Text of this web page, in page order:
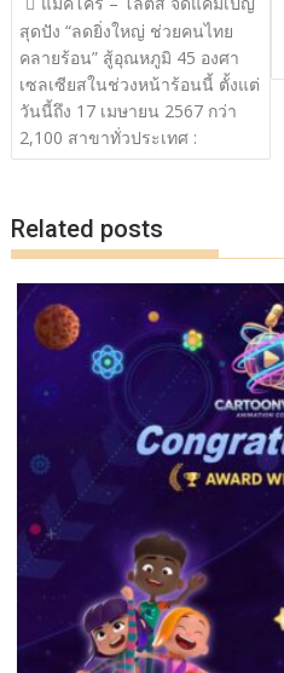
o
k
n
k
เรื่อง
สุดปัง “ลดยิ่งใหญ่ ช่วยคนไทย
คลายร้อน” สู้อุณหภูมิ 45 องศา
เซลเซียสในช่วงหน้าร้อนนี้ ตั้งแต่
วันนี้ถึง 17 เมษายน 2567 กว่า
2,100 สาขาทั่วประเทศ :
Related posts